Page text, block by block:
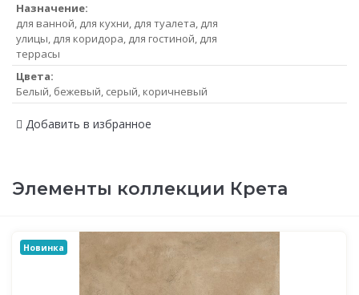
Назначение:
для ванной, для кухни, для туалета, для
улицы, для коридора, для гостиной, для
террасы
Цвета:
Белый, бежевый, серый, коричневый
Добавить в избранное
Элементы коллекции Крета
Новинка